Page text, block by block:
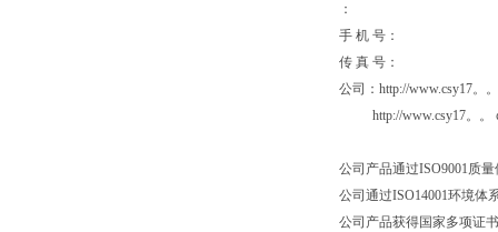
：
手 机 号：
传 真
公司：http://www.csy17
http://www.csy17
公司产品通过
公司通过ISO14001
公司产品获得国家多项证书